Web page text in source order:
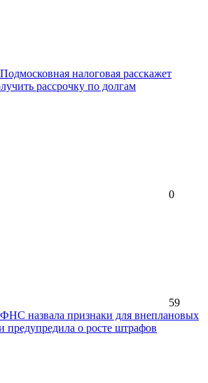
Подмосковная налоговая расскажет
рассрочку по долгам
0
59
ФНС назвала признаки для внеплановых
предупредила о росте штрафов